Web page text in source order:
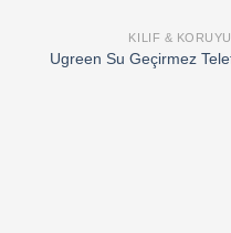
KILIF &
Ugreen Su Geçirmez